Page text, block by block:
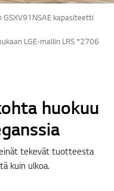
kapasiteetti
LGE-mallin LRS *2706
huokuu
tekevät tuotteesta
kuin ulkoa.